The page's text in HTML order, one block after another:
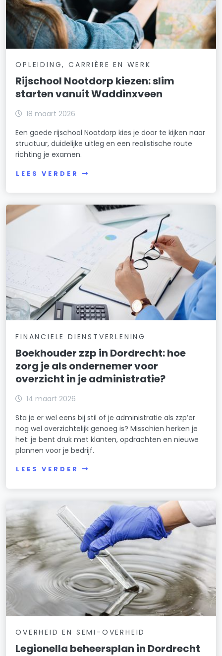
OPLEIDING, CARRIÈRE EN WERK
Rijschool Nootdorp kiezen: slim
starten vanuit Waddinxveen
18 maart 2026
Een goede rijschool Nootdorp kies je door te kijken naar
structuur, duidelijke uitleg en een realistische route
richting je examen.
LEES VERDER
FINANCIELE DIENSTVERLENING
Boekhouder zzp in Dordrecht: hoe
zorg je als ondernemer voor
overzicht in je administratie?
14 maart 2026
Sta je er wel eens bij stil of je administratie als zzp’er
nog wel overzichtelijk genoeg is? Misschien herken je
het: je bent druk met klanten, opdrachten en nieuwe
plannen voor je bedrijf.
LEES VERDER
OVERHEID EN SEMI-OVERHEID
Legionella beheersplan in Dordrecht